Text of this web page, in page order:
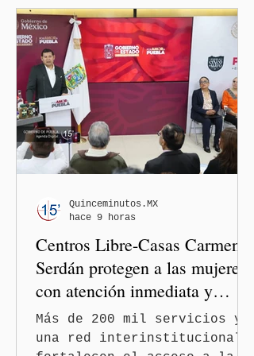
gobernador de Puebla,
Alejandro Armenta Mier,
respaldó la postura de la
presidenta Claudia
Sheinbaum Pardo y de la
dirigencia nacional de
Morena y dejó en manos de
la Comisión Nacional de
Honor y Justicia (CNHJ) el
de la bancada de Morena en
el Congreso de Puebla.
Centros Libre-Casas Carmen
Serdán protegen a las mujeres
con atención inmediata y
disminuyen feminicidios
Más de 200 mil servicios y
una red interinstitucional
Quinceminutos.MX
hace 9 horas